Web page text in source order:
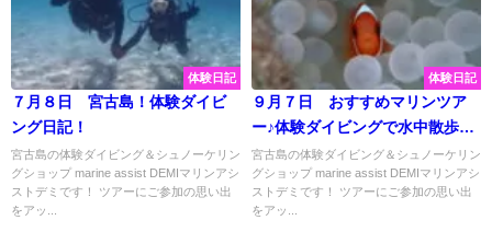
体験日記
７月８日 宮古島！体験ダイビ
ング日記！
宮古島の体験ダイビング＆シュノーケリン
グショップ marine assist DEMIマリンアシ
ストデミです！ ツアーにご参加の思い出
をアッ...
体験日記
９月７日 おすすめマリンツア
ー♪体験ダイビングで水中散歩に
行ってきました♡
宮古島の体験ダイビング＆シュノーケリン
グショップ marine assist DEMIマリンアシ
ストデミです！ ツアーにご参加の思い出
をアッ...